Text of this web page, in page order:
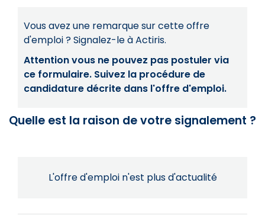
Vous avez une remarque sur cette offre
d'emploi ? Signalez-le à Actiris.
Attention vous ne pouvez pas postuler via
ce formulaire. Suivez la procédure de
candidature décrite dans l'offre d'emploi.
Quelle est la raison de votre signalement ?
L'offre d'emploi n'est plus d'actualité